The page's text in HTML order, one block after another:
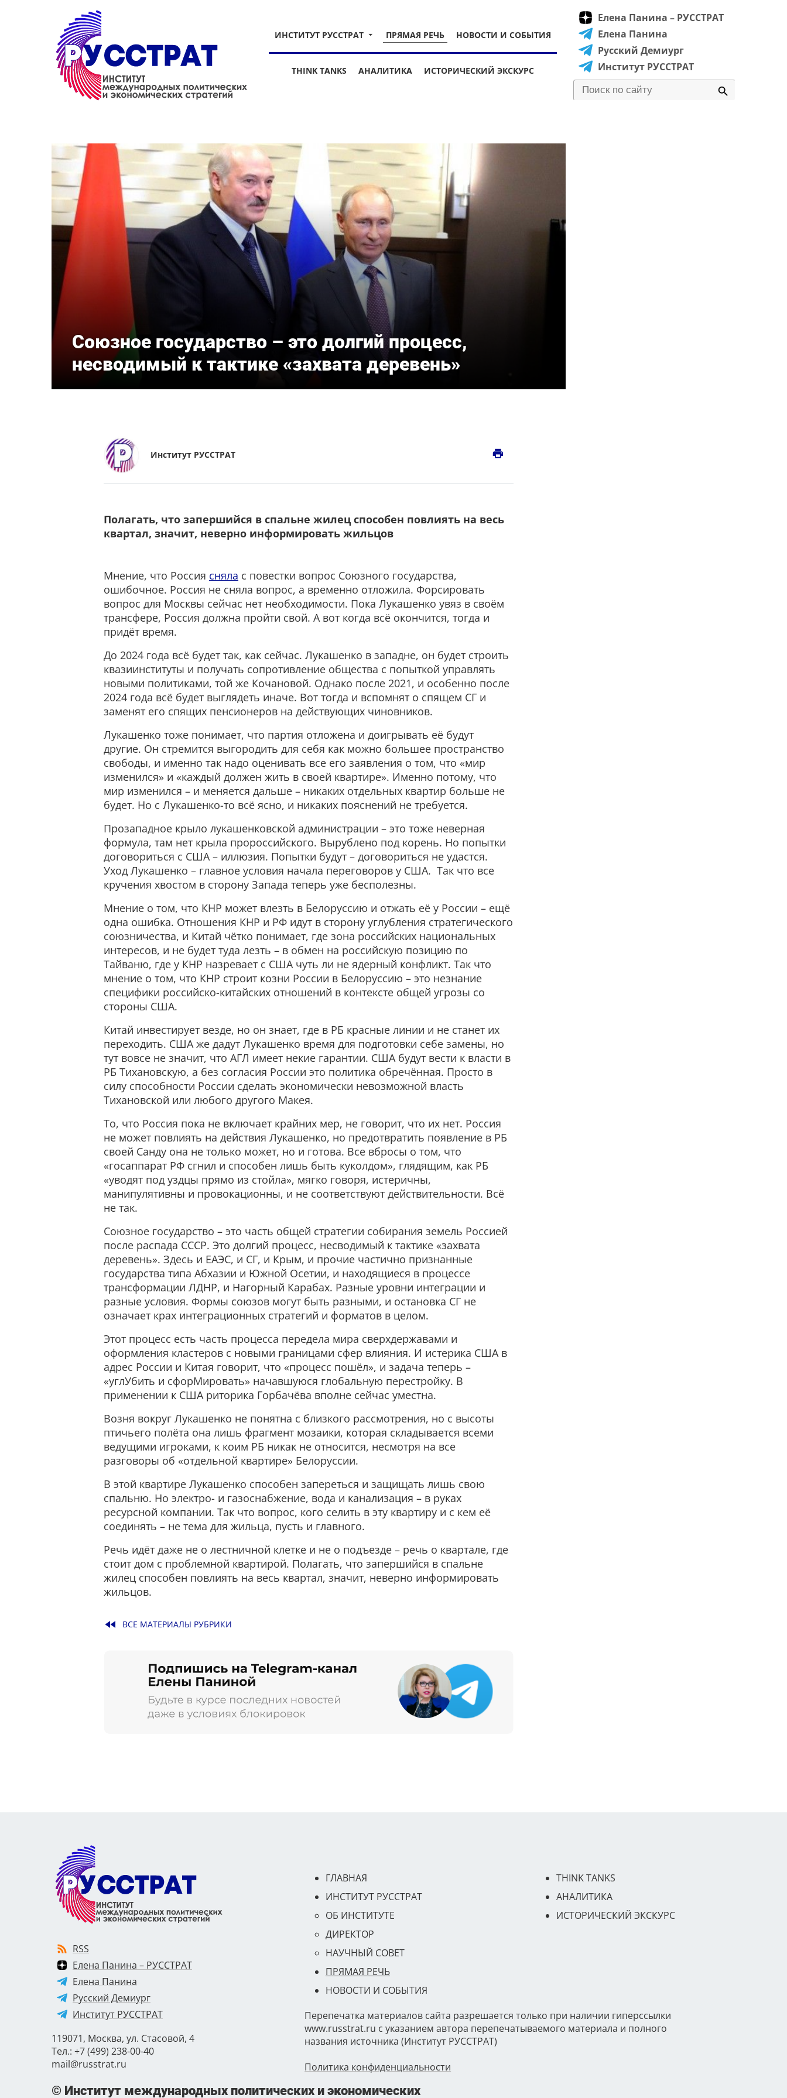
ИНСТИТУТ РУССТРАТ ПРЯМАЯ РЕЧЬ НОВОСТИ И СОБЫТИЯ
THINK TANKS АНАЛИТИКА ИСТОРИЧЕСКИЙ ЭКСКУРС
Елена Панина – РУССТРАТ
Елена Панина
Русский Демиург
Институт РУССТРАТ
Союзное государство – это долгий процесс,
несводимый к тактике «захвата деревень»
Институт РУССТРАТ print
Полагать, что запершийся в спальне жилец способен повлиять на весь
квартал, значит, неверно информировать жильцов
Мнение, что Россия сняла с повестки вопрос Союзного государства,
ошибочное. Россия не сняла вопрос, а временно отложила. Форсировать
вопрос для Москвы сейчас нет необходимости. Пока Лукашенко увяз в своём
трансфере, Россия должна пройти свой. А вот когда всё окончится, тогда и
придёт время.
До 2024 года всё будет так, как сейчас. Лукашенко в западне, он будет строить
квазиинституты и получать сопротивление общества с попыткой управлять
новыми политиками, той же Кочановой. Однако после 2021, и особенно после
2024 года всё будет выглядеть иначе. Вот тогда и вспомнят о спящем СГ и
заменят его спящих пенсионеров на действующих чиновников.
Лукашенко тоже понимает, что партия отложена и доигрывать её будут
другие. Он стремится выгородить для себя как можно большее пространство
свободы, и именно так надо оценивать все его заявления о том, что «мир
изменился» и «каждый должен жить в своей квартире». Именно потому, что
мир изменился – и меняется дальше – никаких отдельных квартир больше не
будет. Но с Лукашенко-то всё ясно, и никаких пояснений не требуется.
Прозападное крыло лукашенковской администрации – это тоже неверная
формула, там нет крыла пророссийского. Вырублено под корень. Но попытки
договориться с США – иллюзия. Попытки будут – договориться не удастся.
Уход Лукашенко – главное условия начала переговоров у США. Так что все
кручения хвостом в сторону Запада теперь уже бесполезны.
Мнение о том, что КНР может влезть в Белоруссию и отжать её у России – ещё
одна ошибка. Отношения КНР и РФ идут в сторону углубления стратегического
союзничества, и Китай чётко понимает, где зона российских национальных
интересов, и не будет туда лезть – в обмен на российскую позицию по
Тайваню, где у КНР назревает с США чуть ли не ядерный конфликт. Так что
мнение о том, что КНР строит козни России в Белоруссию – это незнание
специфики российско-китайских отношений в контексте общей угрозы со
стороны США.
Китай инвестирует везде, но он знает, где в РБ красные линии и не станет их
переходить. США же дадут Лукашенко время для подготовки себе замены, но
тут вовсе не значит, что АГЛ имеет некие гарантии. США будут вести к власти в
РБ Тихановскую, а без согласия России это политика обречённая. Просто в
силу способности России сделать экономически невозможной власть
Тихановской или любого другого Макея.
То, что Россия пока не включает крайних мер, не говорит, что их нет. Россия
не может повлиять на действия Лукашенко, но предотвратить появление в РБ
своей Санду она не только может, но и готова. Все вбросы о том, что
«госаппарат РФ сгнил и способен лишь быть куколдом», глядящим, как РБ
«уводят под уздцы прямо из стойла», мягко говоря, истеричны,
манипулятивны и провокационны, и не соответствуют действительности. Всё
не так.
Союзное государство – это часть общей стратегии собирания земель Россией
после распада СССР. Это долгий процесс, несводимый к тактике «захвата
деревень». Здесь и ЕАЭС, и СГ, и Крым, и прочие частично признанные
государства типа Абхазии и Южной Осетии, и находящиеся в процессе
трансформации ЛДНР, и Нагорный Карабах. Разные уровни интеграции и
разные условия. Формы союзов могут быть разными, и остановка СГ не
означает крах интеграционных стратегий и форматов в целом.
Этот процесс есть часть процесса передела мира сверхдержавами и
оформления кластеров с новыми границами сфер влияния. И истерика США в
адрес России и Китая говорит, что «процесс пошёл», и задача теперь –
«углУбить и сфорМировать» начавшуюся глобальную перестройку. В
применении к США риторика Горбачёва вполне сейчас уместна.
Возня вокруг Лукашенко не понятна с близкого рассмотрения, но с высоты
птичьего полёта она лишь фрагмент мозаики, которая складывается всеми
ведущими игроками, к коим РБ никак не относится, несмотря на все
разговоры об «отдельной квартире» Белоруссии.
В этой квартире Лукашенко способен запереться и защищать лишь свою
спальню. Но электро- и газоснабжение, вода и канализация – в руках
ресурсной компании. Так что вопрос, кого селить в эту квартиру и с кем её
соединять – не тема для жильца, пусть и главного.
Речь идёт даже не о лестничной клетке и не о подъезде – речь о квартале, где
стоит дом с проблемной квартирой. Полагать, что запершийся в спальне
жилец способен повлиять на весь квартал, значит, неверно информировать
жильцов.
fast_rewind ВСЕ МАТЕРИАЛЫ РУБРИКИ
RSS
Елена Панина – РУССТРАТ
Елена Панина
Русский Демиург
Институт РУССТРАТ
119071, Москва, ул. Стасовой, 4
Тел.: +7 (499) 238-00-40
mail@russtrat.ru
ГЛАВНАЯ
ИНСТИТУТ РУССТРАТ
ОБ ИНСТИТУТЕ
ДИРЕКТОР
НАУЧНЫЙ СОВЕТ
ПРЯМАЯ РЕЧЬ
НОВОСТИ И СОБЫТИЯ
THINK TANKS
АНАЛИТИКА
ИСТОРИЧЕСКИЙ ЭКСКУРС
Перепечатка материалов сайта разрешается только при наличии гиперссылки
www.russtrat.ru с указанием автора перепечатываемого материала и полного
названия источника (Институт РУССТРАТ)
Политика конфиденциальности
© Институт международных политических и экономических